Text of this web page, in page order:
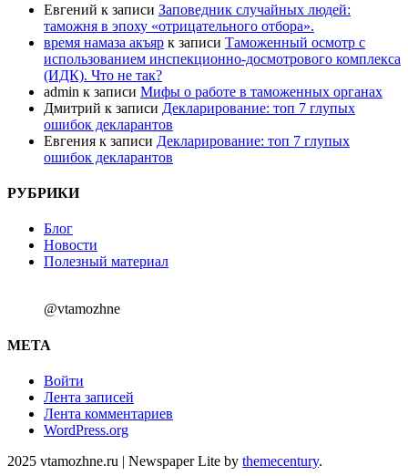
Евгений к записи Заповедник случайных людей:
таможня в эпоху «отрицательного отбора».
время намаза акъяр к записи Таможенный осмотр с
использованием инспекционно-досмотрового комплекса
(ИДК). Что не так?
admin к записи Мифы о работе в таможенных органах
Дмитрий к записи Декларирование: топ 7 глупых
ошибок декларантов
Евгения к записи Декларирование: топ 7 глупых
ошибок декларантов
РУБРИКИ
Блог
Новости
Полезный материал
@vtamozhne
МЕТА
Войти
Лента записей
Лента комментариев
WordPress.org
2025 vtamozhne.ru | Newspaper Lite by themecentury.